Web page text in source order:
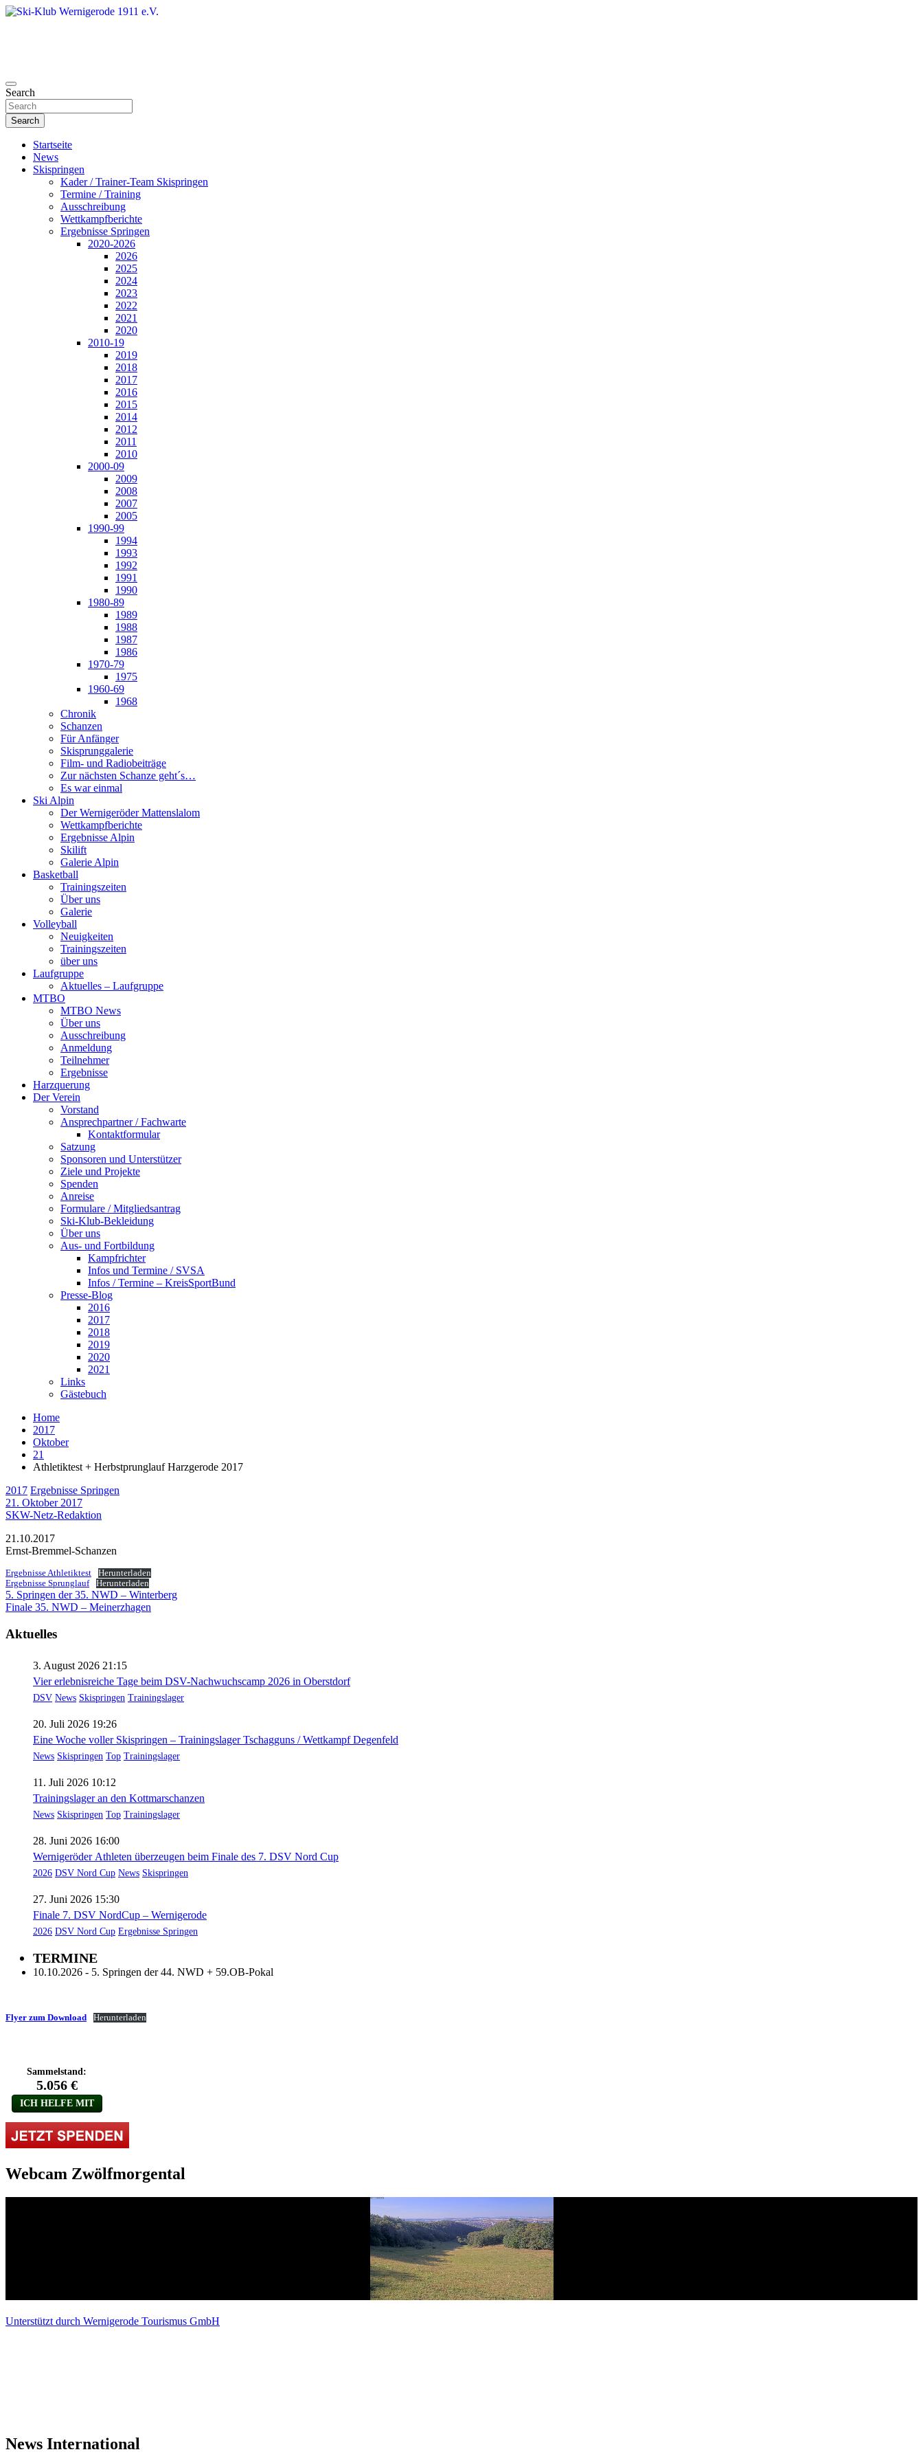
Skip
Ski-Klub Wernigerode 1911 e.V.
Search
Search
Startseite
News
Skispringen
Kader / Trainer-Team Skispringen
Termine / Training
Ausschreibung
Wettkampfberichte
Ergebnisse Springen
2020-2026
2026
2025
2024
2023
2022
2021
2020
2010-19
2019
2018
2017
2016
2015
2014
2012
2011
2010
2000-09
2009
2008
2007
2005
1990-99
1994
1993
1992
1991
1990
1980-89
1989
1988
1987
1986
1970-79
1975
1960-69
1968
Chronik
Schanzen
Für Anfänger
Skisprunggalerie
Film- und Radiobeiträge
Zur nächsten Schanze geht´s…
Es war einmal
Ski Alpin
Der Wernigeröder Mattenslalom
Wettkampfberichte
Ergebnisse Alpin
Skilift
Galerie Alpin
Basketball
Trainingszeiten
Über uns
Galerie
Volleyball
Neuigkeiten
Trainingszeiten
über uns
Laufgruppe
Aktuelles – Laufgruppe
MTBO
MTBO News
Über uns
Ausschreibung
Anmeldung
Teilnehmer
Ergebnisse
Harzquerung
Der Verein
Vorstand
Ansprechpartner / Fachwarte
Kontaktformular
Satzung
Sponsoren und Unterstützer
Ziele und Projekte
Spenden
Anreise
Formulare / Mitgliedsantrag
Ski-Klub-Bekleidung
Über uns
Aus- und Fortbildung
Kampfrichter
Infos und Termine / SVSA
Infos / Termine – KreisSportBund
Presse-Blog
2016
2017
2018
2019
2020
2021
Links
Gästebuch
Home
2017
Oktober
21
Athletiktest + Herbstprunglauf Harzgerode 2017
2017 Ergebnisse Springen
21. Oktober 2017
SKW-Netz-Redaktion
21.10.2017
Ernst-Bremmel-Schanzen
Ergebnisse Athletiktest
Herunterladen
Ergebnisse Sprunglauf
Herunterladen
Beitragsnavigation
5. Springen der 35. NWD – Winterberg
Finale 35. NWD – Meinerzhagen
Aktuelles
3. August 2026 21:15
Vier erlebnisreiche Tage beim DSV-Nachwuchscamp 2026 in Oberstdorf
DSV News Skispringen Trainingslager
20. Juli 2026 19:26
Eine Woche voller Skispringen – Trainingslager Tschagguns / Wettkampf Degenfeld
News Skispringen Top Trainingslager
11. Juli 2026 10:12
Trainingslager an den Kottmarschanzen
News Skispringen Top Trainingslager
28. Juni 2026 16:00
Wernigeröder Athleten überzeugen beim Finale des 7. DSV Nord Cup
2026 DSV Nord Cup News Skispringen
27. Juni 2026 15:30
Finale 7. DSV NordCup – Wernigerode
2026 DSV Nord Cup Ergebnisse Springen
TERMINE
10.10.2026 - 5. Springen der 44. NWD + 59.OB-Pokal
Flyer zum Download Herunterladen
Webcam Zwölfmorgental
Unterstützt durch Wernigerode Tourismus GmbH
News International